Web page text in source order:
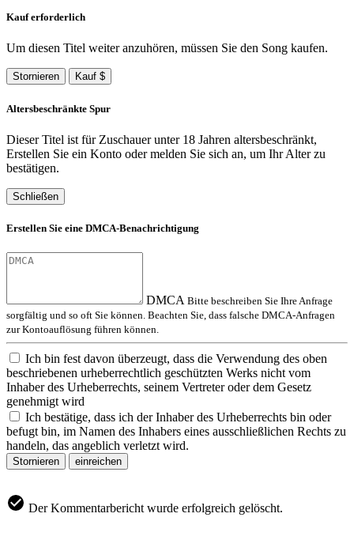
Kauf erforderlich
Um diesen Titel weiter anzuhören, müssen Sie den Song kaufen.
Stornieren Kauf $
Altersbeschränkte Spur
Dieser Titel ist für Zuschauer unter 18 Jahren altersbeschränkt,
Erstellen Sie ein Konto oder melden Sie sich an, um Ihr Alter zu
bestätigen.
Schließen
Erstellen Sie eine DMCA-Benachrichtigung
DMCA Bitte beschreiben Sie Ihre Anfrage
sorgfältig und so oft Sie können. Beachten Sie, dass falsche DMCA-Anfragen
zur Kontoauflösung führen können.
Ich bin fest davon überzeugt, dass die Verwendung des oben
beschriebenen urheberrechtlich geschützten Werks nicht vom
Inhaber des Urheberrechts, seinem Vertreter oder dem Gesetz
genehmigt wird
Ich bestätige, dass ich der Inhaber des Urheberrechts bin oder
befugt bin, im Namen des Inhabers eines ausschließlichen Rechts zu
handeln, das angeblich verletzt wird.
Stornieren einreichen
Der Kommentarbericht wurde erfolgreich gelöscht.